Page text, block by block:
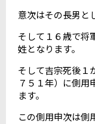
意次はその長男と
そして１６歳で将
姓となります。
そして吉宗死後１
７５１年）に側用
ます。
この側用申次は側